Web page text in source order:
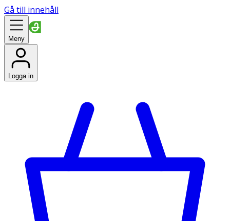
Gå till innehåll
Meny
Logga in